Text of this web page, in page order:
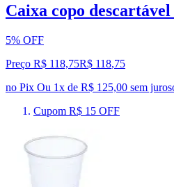
Caixa copo
5% OFF
Preço R$ 118,75R$ 118,75
no Pix Ou 1x de R$ 125,00 sem juros
Cupom R$ 15 OFF